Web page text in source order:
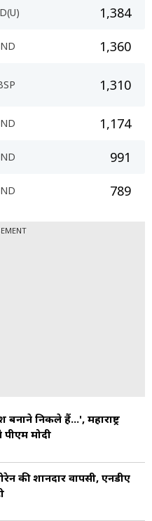
1,384
1,360
1,310
1,174
991
789
बनाने निकले हैं...', महाराष्ट्र
मोदी
की शानदार वापसी, एनडीए